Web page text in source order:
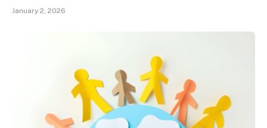
January 2, 2026